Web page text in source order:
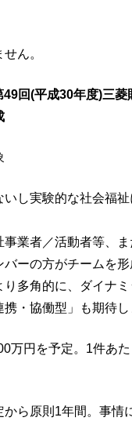
ん。
49回(平成30年度)三
し実験的な社会福
業者／活動者等、
バーの方がチームを
多角的に、ダイナ
・協働型」も期待し
万円を予定。1件あ
から原則1年間。事情